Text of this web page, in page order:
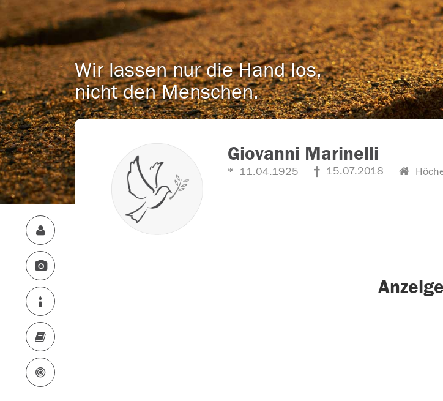
Wir lassen nur die Hand los,
nicht den Menschen.
Giovanni Marinelli
11.04.1925 15.07.2018
Anzeige